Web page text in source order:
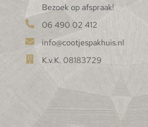
Bezoek op afspraak!
06 490 02 412
info@cootjespakhuis.nl
K.v.K. 08183729